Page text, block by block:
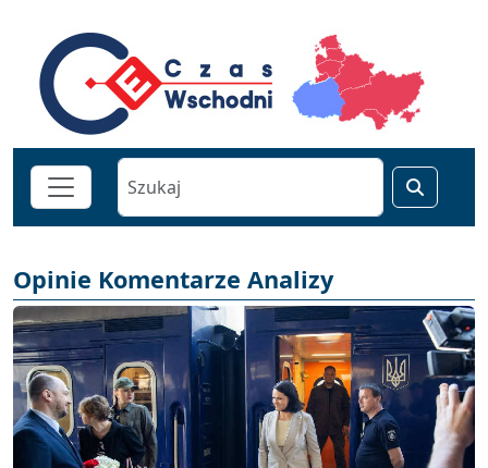
Opinie Komentarze Analizy